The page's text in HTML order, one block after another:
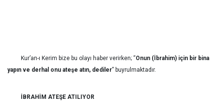
Kur’an-ı Kerim bize bu olayı haber verirken; “Onun (İbrahim) için bir bina
yapın ve derhal onu ateşe atın, dediler” buyrulmaktadır.
İBRAHİM ATEŞE ATILIYOR